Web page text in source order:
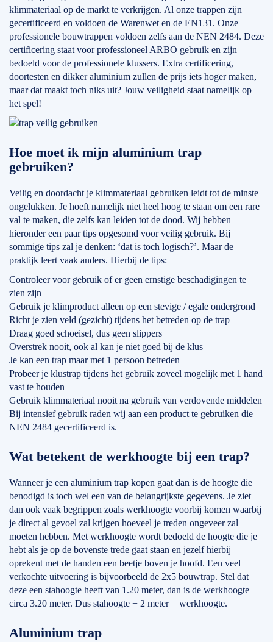
klimmateriaal op de markt te verkrijgen. Al onze trappen zijn
gecertificeerd en voldoen de Warenwet en de EN131. Onze
professionele bouwtrappen voldoen zelfs aan de NEN 2484. Deze
certificering staat voor professioneel ARBO gebruik en zijn
bedoeld voor de professionele klussers. Extra certificering,
doortesten en dikker aluminium zullen de prijs iets hoger maken,
maar dat maakt toch niks uit? Jouw veiligheid staat namelijk op
het spel!
Hoe moet ik mijn aluminium trap
gebruiken?
Veilig en doordacht je klimmateriaal gebruiken leidt tot de minste
ongelukken. Je hoeft namelijk niet heel hoog te staan om een rare
val te maken, die zelfs kan leiden tot de dood. Wij hebben
hieronder een paar tips opgesomd voor veilig gebruik. Bij
sommige tips zal je denken: ‘dat is toch logisch?’. Maar de
praktijk leert vaak anders. Hierbij de tips:
Controleer voor gebruik of er geen ernstige beschadigingen te
zien zijn
Gebruik je klimproduct alleen op een stevige / egale ondergrond
Richt je zien veld (gezicht) tijdens het betreden op de trap
Draag goed schoeisel, dus geen slippers
Overstrek nooit, ook al kan je niet goed bij de klus
Je kan een trap maar met 1 persoon betreden
Probeer je klustrap tijdens het gebruik zoveel mogelijk met 1 hand
vast te houden
Gebruik klimmateriaal nooit na gebruik van verdovende middelen
Bij intensief gebruik raden wij aan een product te gebruiken die
NEN 2484 gecertificeerd is.
Wat betekent de werkhoogte bij een trap?
Wanneer je een aluminium trap kopen gaat dan is de hoogte die
benodigd is toch wel een van de belangrijkste gegevens. Je ziet
dan ook vaak begrippen zoals werkhoogte voorbij komen waarbij
je direct al gevoel zal krijgen hoeveel je treden ongeveer zal
moeten hebben. Met werkhoogte wordt bedoeld de hoogte die je
hebt als je op de bovenste trede gaat staan en jezelf hierbij
oprekent met de handen een beetje boven je hoofd. Een veel
verkochte uitvoering is bijvoorbeeld de 2x5 bouwtrap. Stel dat
deze een stahoogte heeft van 1.20 meter, dan is de werkhoogte
circa 3.20 meter. Dus stahoogte + 2 meter = werkhoogte.
Aluminium trap